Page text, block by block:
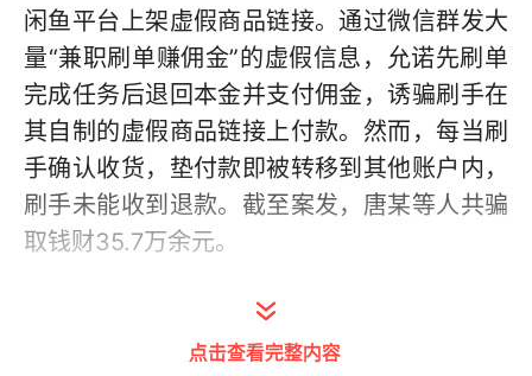
闲鱼平台上架虚假商品链接。通过微信群发大
量“兼职刷单赚佣金”的虚假信息，允诺先刷单
完成任务后退回本金并支付佣金，诱骗刷手在
其自制的虚假商品链接上付款。然而，每当刷
手确认收货，垫付款即被转移到其他账户内，
刷手未能收到退款。截至案发，唐某等人共骗
取钱财35.7万余元。
法院经审理认为，唐某等12人虚构刷单返
本金并获取佣金，诈骗他人财物，数额巨大，
点击查看完整内容